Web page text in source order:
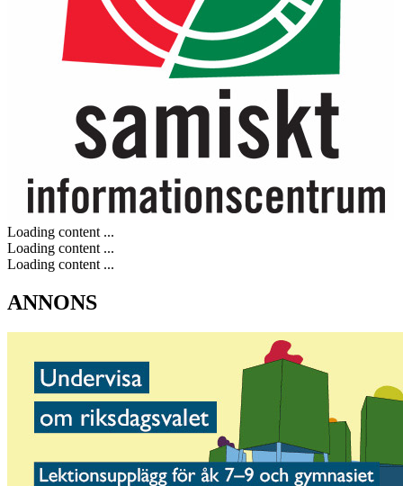
Loading content ...
Loading content ...
Loading content ...
ANNONS